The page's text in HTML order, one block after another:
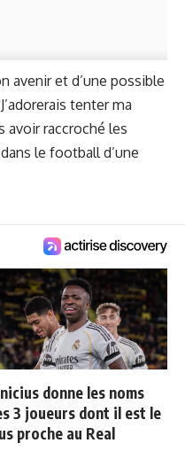
avenir et d’une possible
tenter ma
avoir raccroché les
le football d’une
donne les noms
3 joueurs dont il est le
proche au Real